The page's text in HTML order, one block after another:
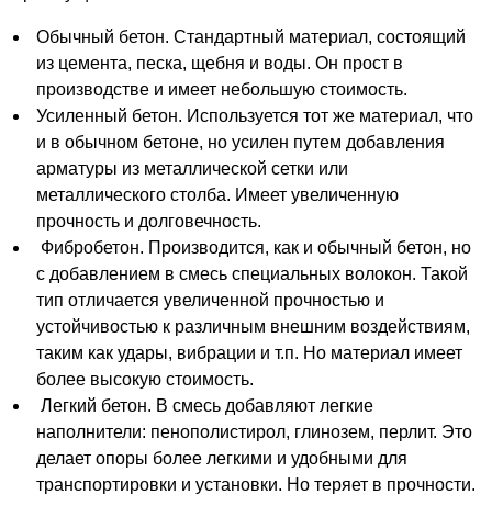
Обычный бетон. Стандартный материал, состоящий
из цемента, песка, щебня и воды. Он прост в
производстве и имеет небольшую стоимость.
Усиленный бетон. Используется тот же материал, что
и в обычном бетоне, но усилен путем добавления
арматуры из металлической сетки или
металлического столба. Имеет увеличенную
прочность и долговечность.
Фибробетон. Производится, как и обычный бетон, но
с добавлением в смесь специальных волокон. Такой
тип отличается увеличенной прочностью и
устойчивостью к различным внешним воздействиям,
таким как удары, вибрации и т.п. Но материал имеет
более высокую стоимость.
Легкий бетон. В смесь добавляют легкие
наполнители: пенополистирол, глинозем, перлит. Это
делает опоры более легкими и удобными для
транспортировки и установки. Но теряет в прочности.